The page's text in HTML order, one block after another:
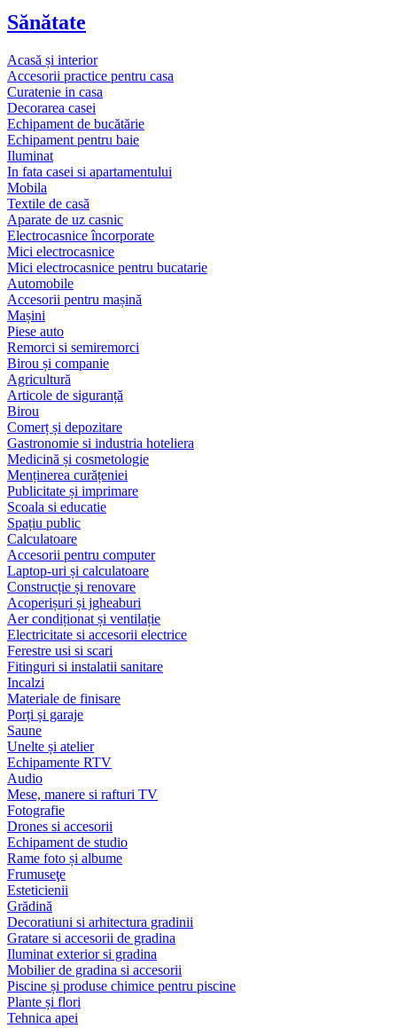
Sănătate
Acasă și interior
Accesorii practice pentru casa
Curatenie in casa
Decorarea casei
Echipament de bucătărie
Echipament pentru baie
Iluminat
In fata casei si apartamentului
Mobila
Textile de casă
Aparate de uz casnic
Electrocasnice încorporate
Mici electrocasnice
Mici electrocasnice pentru bucatarie
Automobile
Accesorii pentru mașină
Mașini
Piese auto
Remorci si semiremorci
Birou și companie
Agricultură
Articole de siguranță
Birou
Comerț și depozitare
Gastronomie si industria hoteliera
Medicină și cosmetologie
Menținerea curățeniei
Publicitate și imprimare
Scoala si educatie
Spațiu public
Calculatoare
Accesorii pentru computer
Laptop-uri și calculatoare
Construcție și renovare
Acoperișuri și jgheaburi
Aer condiționat și ventilație
Electricitate si accesorii electrice
Ferestre usi si scari
Fitinguri si instalatii sanitare
Incalzi
Materiale de finisare
Porți și garaje
Saune
Unelte și atelier
Echipamente RTV
Audio
Mese, manere si rafturi TV
Fotografie
Drones si accesorii
Echipament de studio
Rame foto și albume
Frumuseţe
Esteticienii
Grădină
Decoratiuni si arhitectura gradinii
Gratare si accesorii de gradina
Iluminat exterior si gradina
Mobilier de gradina si accesorii
Piscine și produse chimice pentru piscine
Plante și flori
Tehnica apei